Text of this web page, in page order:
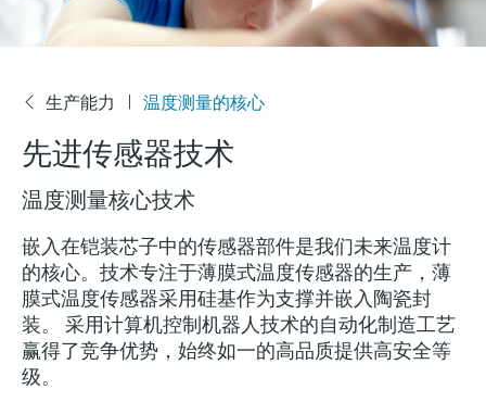
物位测量
液体分析
温度测量
压力测量
系统产品
光学分析
Netilion IIoT
科里奥利质量流量计
超声波流量计
涡街流量计
热式质量流量计
Differential pressure flow
measurement
选购全部
Vibronic point level detection
导波雷达物位测量
超声波物位测量
电容物位测量
静压液位测量
Conductive level measurement
Float switch level measurement
电导率传感器和变送器
浊度传感器和变送器
氯传感器和变送器
溶解氧传感器和变送器
实验室检测仪表和便携式pH计
全自动水质采样仪
TOC、COD和SAC分析仪
工业温度计
保护套管
高温型温度计
卫生型温度计
紧凑型温度计
温度开关
表面温度计
差压测量
选购全部
过程测控仪
电源和安全栅
WirelessHART解决方案
网关和调制解调器
设备配置用平板电脑
能量管理仪和应用管理仪
浪涌保护器
拉曼光谱分析仪
排放监测解决方案
颗粒测量设备
数字分析仪解决方案
过程气体分析仪
空气质量测量装置
烟雾探测器
Netilion Health
Netilion Analytics
Netilion Library
Netilion Inventory
Netilion Connect
Netilion Device Viewer
Netilion Water
技术支持服务
仪表维护
仪表性能优化服务
View all
仪表调试服务
远程资产监控
Process Instrumentation Courses
现场仪表校准服务
预防性维护服务
Repair of measuring instruments
优化校准间隔时间
动态现场仪表评价和分析服务
水务和环境：保护 —— 节约 —— 提高
石油与天然气：促进能源转型，实
生命科学：创新技术助推卓越运营
化工：深化合作，助推可持续成功
电力与能源
采矿、矿物加工及冶金：打造可持
续的未来
技术支持中心 —— Endress+Hauser提供全方
位服务，与您相伴前行
搜索和下载技术手册, 宣传资料, 出版物, 软
学习
学习中心
学习中心 - 探索Endress+Hauser学习平台上
的指导课程与资源，随时随地提升技能。
活动和培训
根据需要，从培训、研讨会、展会、峰会或
在线研讨会等各种活动中灵活选择。
生产中心
集团实力
客户案例
新闻与案例
活动和培训
您的Endress+Hauser职业生涯
Endress+Hauser在中国
恩德斯豪斯科技中国
财务业绩
集团管理层
发展历程
文化与价值观
可持续发展
Endress+Hauser流量
Endress+Hauser 液体分析
温度+系统产品
Endress+Hauser 数字解决方案
Endress+Hauser 光学分析
Endress+Hauser SICK
Endress+Hauser Technology China
网络安全性
过程自动化项目流程
My Endress+Hauser
建立电子采购流程，从容应对未来
需求
所有文章
新闻稿
事实速览
媒体活动
研讨会
展览会
在线研讨会和回放
峰会
线下活动
查找市场活动及培训
Explore open positions
更多工作机会
德国耶拿分析仪器公司的工作机会
IST创新传感器技术公司的工作机
会
Job opportunities at
Endress+Hauser SICK
司
生产能力 温度测量的核心
先进传感器技术
温度测量核心技术
嵌入在铠装芯子中的传感器部件是我们未来温度计
的核心。技术专注于薄膜式温度传感器的生产，薄
膜式温度传感器采用硅基作为支撑并嵌入陶瓷封
装。 采用计算机控制机器人技术的自动化制造工艺
赢得了竞争优势，始终如一的高品质提供高安全等
级。